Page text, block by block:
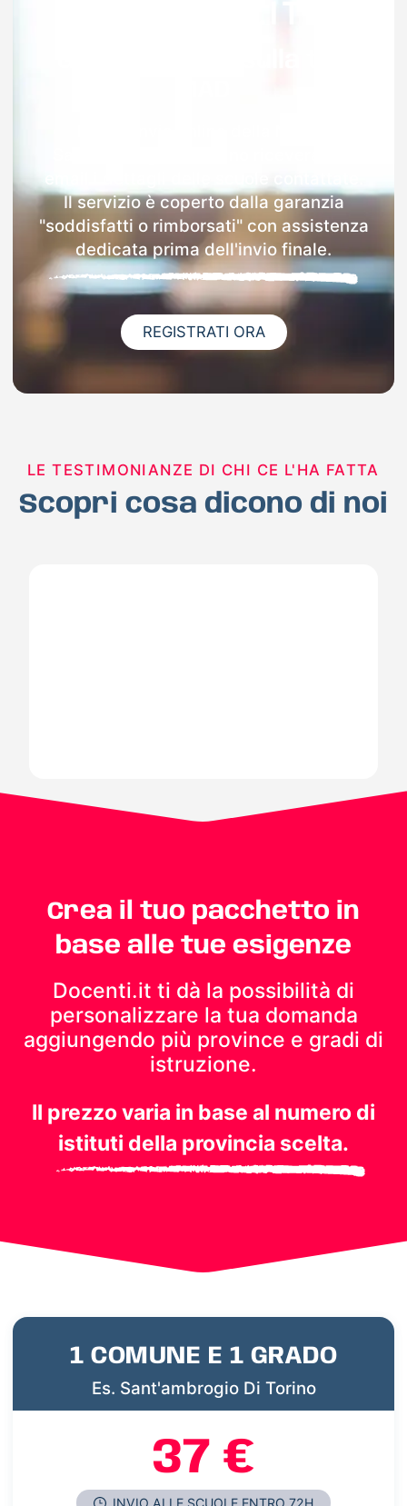
Il servizio è coperto dalla garanzia
"soddisfatti o rimborsati" con assistenza
dedicata prima dell'invio finale.
REGISTRATI ORA
LE TESTIMONIANZE DI CHI CE L'HA FATTA
Scopri cosa dicono di noi
Crea il tuo pacchetto in
base alle tue esigenze
Docenti.it ti dà la possibilità di
personalizzare la tua domanda
aggiungendo più province e gradi di
istruzione.
Il prezzo varia in base al numero di
istituti della provincia scelta.
1 COMUNE E 1 GRADO
Es. Sant'ambrogio Di Torino
37 €
INVIO ALLE SCUOLE ENTRO 72H